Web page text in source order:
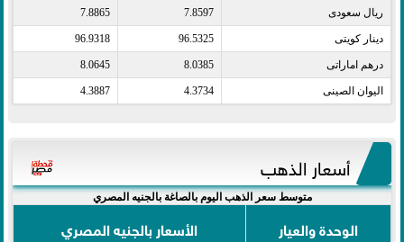
ريال سعودى​ 7.8597
7.8865
دينار كويتى​ 96.5325
96.9318
درهم اماراتى​ 8.0385
8.0645
اليوان الصينى​ 4.3734
4.3887
أسعار الذهب
متوسط سعر الذهب اليوم بالصاغة بالجنيه المصري
الوحدة والعيار
الأسعار بالجنيه المصري